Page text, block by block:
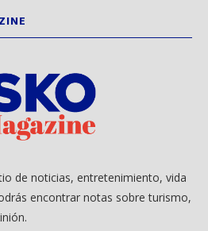
de noticias, entretenimiento, vida
encontrar notas sobre turismo,